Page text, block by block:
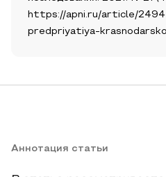
https://apni.ru/article/
predpriyatiya-
Аннотация статьи